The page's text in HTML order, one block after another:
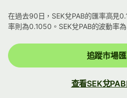
在過去90日，SEK兌PAB的匯率高見
率則為0.1050。SEK兌PAB的波動率為
追蹤市場
查看SEK兌